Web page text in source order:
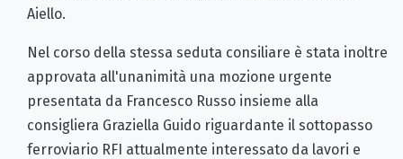
Aiello.
Nel corso della stessa seduta consiliare è stata inoltre
approvata all'unanimità una mozione urgente
presentata da Francesco Russo insieme alla
consigliera Graziella Guido riguardante il sottopasso
ferroviario RFI attualmente interessato da lavori e